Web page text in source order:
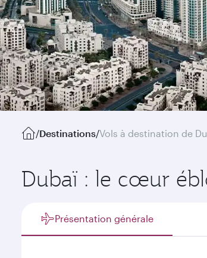
/Destinations/Vols à destination de
Dubaï : le cœur
Présentation générale